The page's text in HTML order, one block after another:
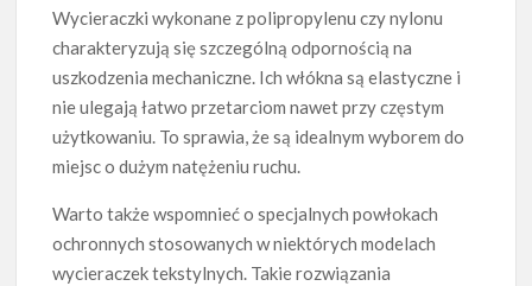
Wycieraczki wykonane z polipropylenu czy nylonu
charakteryzują się szczególną odpornością na
uszkodzenia mechaniczne. Ich włókna są elastyczne i
nie ulegają łatwo przetarciom nawet przy częstym
użytkowaniu. To sprawia, że są idealnym wyborem do
miejsc o dużym natężeniu ruchu.
Warto także wspomnieć o specjalnych powłokach
ochronnych stosowanych w niektórych modelach
wycieraczek tekstylnych. Takie rozwiązania